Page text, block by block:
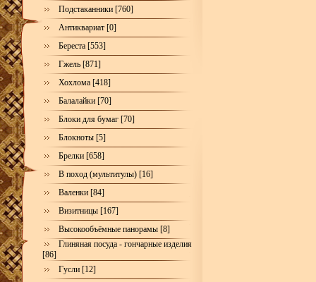
Подстаканники [760]
Антиквариат [0]
Береста [553]
Гжель [871]
Хохлома [418]
Балалайки [70]
Блоки для бумаг [70]
Блокноты [5]
Брелки [658]
В поход (мультитулы) [16]
Валенки [84]
Визитницы [167]
Высокообъёмные панорамы [8]
Глиняная посуда - гончарные изделия
[86]
Гусли [12]